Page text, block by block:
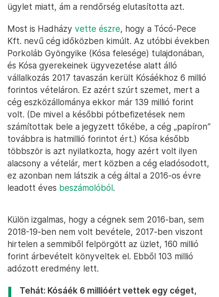
ügylet miatt, ám a rendőrség elutasította azt.
Most is Hadházy vette észre, hogy a Tócó-Pece
Kft. nevű cég időközben kimúlt. Az utóbbi években
Porkoláb Gyöngyike (Kósa felesége) tulajdonában,
és Kósa gyerekeinek ügyvezetése alatt álló
vállalkozás 2017 tavaszán került Kósáékhoz 6 millió
forintos vételáron. Ez azért szúrt szemet, mert a
cég eszközállománya ekkor már 139 millió forint
volt. (De mivel a későbbi pótbefizetések nem
számítottak bele a jegyzett tőkébe, a cég „papíron”
továbbra is hatmillió forintot ért.) Kósa később
többször is azt nyilatkozta, hogy azért volt ilyen
alacsony a vételár, mert közben a cég eladósodott,
ez azonban nem látszik a cég által a 2016-os évre
leadott éves beszámolóból.
Külön izgalmas, hogy a cégnek sem 2016-ban, sem
2018-19-ben nem volt bevétele, 2017-ben viszont
hirtelen a semmiből felpörgött az üzlet, 160 millió
forint árbevételt könyveltek el. Ebből 103 millió
adózott eredmény lett.
Tehát: Kósáék 6 millióért vettek egy céget,